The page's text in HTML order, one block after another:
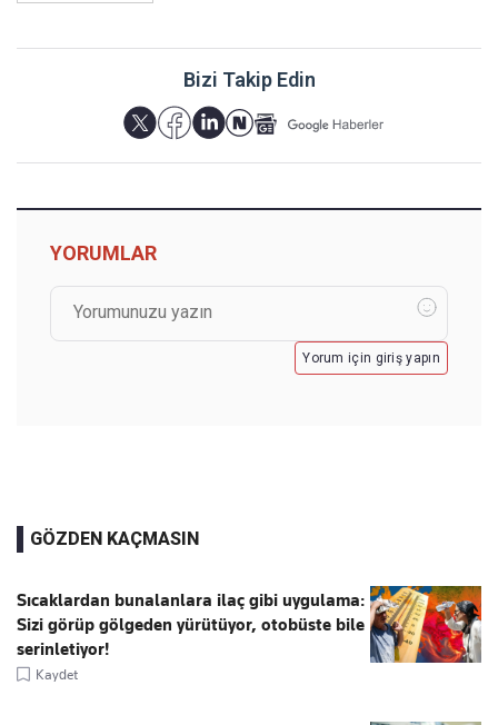
Bizi Takip Edin
YORUMLAR
Yorum için giriş yapın
GÖZDEN KAÇMASIN
Sıcaklardan bunalanlara ilaç gibi uygulama:
Sizi görüp gölgeden yürütüyor, otobüste bile
serinletiyor!
Kaydet